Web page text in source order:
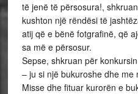
të jenë të përsosura!,
kushton një rëndësi të
atij që e bënë fotgrafinë, që
sa më e përsosur.
Sepse, shkruan për
– ju si një bukuroshe dhe me
Misse dhe fituar kurorën e